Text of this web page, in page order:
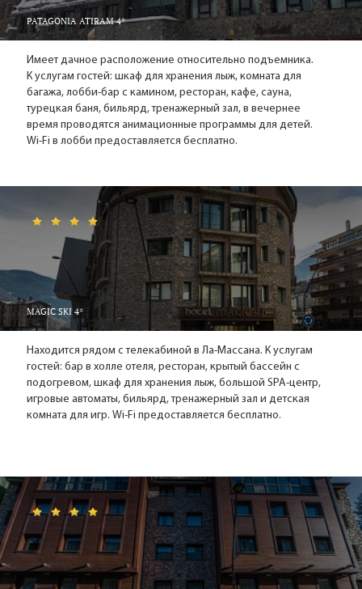
PATAGONIA ATIRAM 4*
Имеет дачное расположение относительно подъемника.
К услугам гостей: шкаф для хранения лыж, комната для
багажа, лобби-бар с камином, ресторан, кафе, сауна,
турецкая баня, бильярд, тренажерный зал, в вечернее
время проводятся анимационные программы для детей.
Wi-Fi в лобби предоставляется бесплатно.
MAGIC SKI 4*
Находится рядом с телекабиной в Ла-Массана. К услугам
гостей: бар в холле отеля, ресторан, крытый бассейн с
подогревом, шкаф для хранения лыж, большой SPA-центр,
игровые автоматы, бильярд, тренажерный зал и детская
комната для игр. Wi-Fi предоставляется бесплатно.